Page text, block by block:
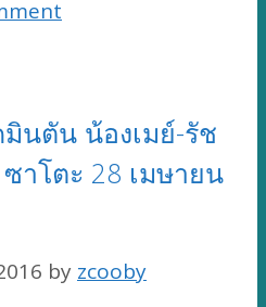
นตัน น้องเมย์-รัช
าโตะ 28 เมษายน
by zcooby